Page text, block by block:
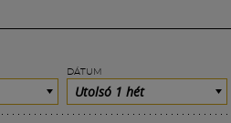
DÁTUM
Utolsó 1 hét